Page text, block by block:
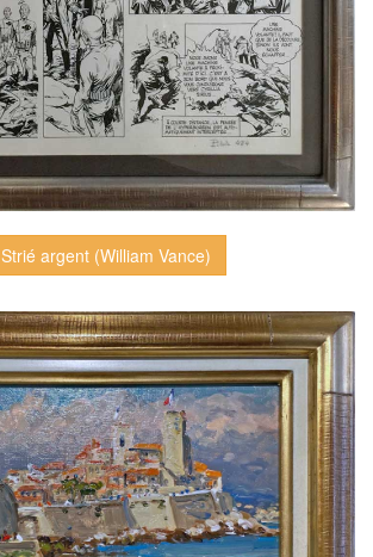
Strié argent (William Vance)